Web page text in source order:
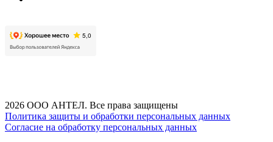
2026 ООО АНТЕЛ. Все права защищены
Политика защиты и обработки персональных данных
Согласие на обработку персональных данных